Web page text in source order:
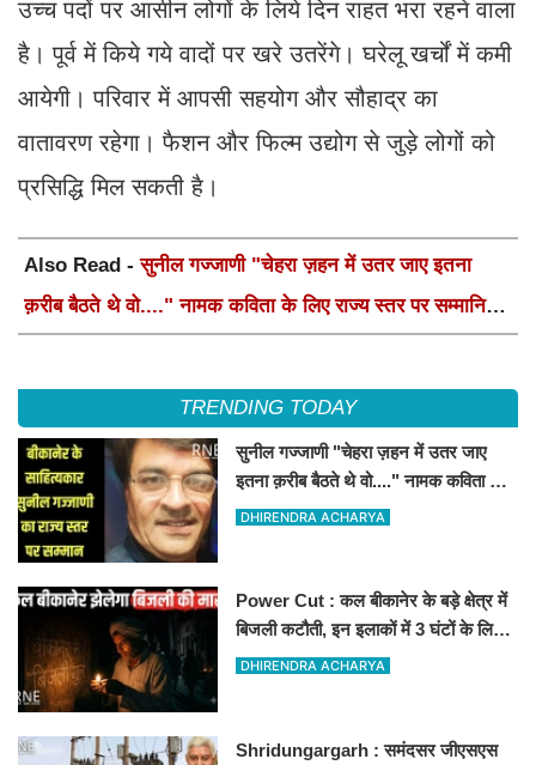
उच्च पदों पर आसीन लोगों के लिये दिन राहत भरा रहने वाला
है। पूर्व में किये गये वादों पर खरे उतरेंगे। घरेलू खर्चों में कमी
आयेगी। परिवार में आपसी सहयोग और सौहाद्र का
वातावरण रहेगा। फैशन और फिल्म उद्योग से जुड़े लोगों को
प्रसिद्धि मिल सकती है।
Also Read -सुनील गज्जाणी "चेहरा ज़हन में उतर जाए इतना
क़रीब बैठते थे वो...." नामक कविता के लिए राज्य स्तर पर सम्मानित
TRENDING TODAY
सुनील गज्जाणी "चेहरा ज़हन में उतर जाए
इतना क़रीब बैठते थे वो...." नामक कविता के
लिए राज्य स्तर पर सम्मानित होंगे
DHIRENDRA ACHARYA
Power Cut : कल बीकानेर के बड़े क्षेत्र में
बिजली कटौती, इन इलाकों में 3 घंटों के लिए
बिजली रहेगी गुल
DHIRENDRA ACHARYA
Shridungargarh : समंदसर जीएसएस